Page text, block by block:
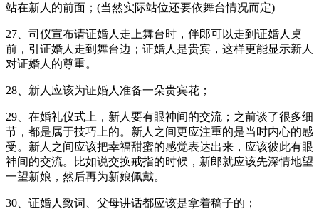
站在新人的前面；(当然实际站位还要依舞台情况而定)
27、司仪宣布请证婚人走上舞台时，伴郎可以走到证婚人桌
前，引证婚人走到舞台边；证婚人是贵宾，这样更能显示新人
对证婚人的尊重。
28、新人应该为证婚人准备一朵贵宾花；
29、在婚礼仪式上，新人要有眼神间的交流；之前谈了很多细
节，都是属于技巧上的。新人之间更应注重的是当时内心的感
受。新人之间应该把幸福甜蜜的感觉表达出来，应该彼此有眼
神间的交流。比如说交换戒指的时候，新郎就应该先深情地望
一望新娘，然后再为新娘佩戴。
30、证婚人致词、父母讲话都应该是拿着稿子的；